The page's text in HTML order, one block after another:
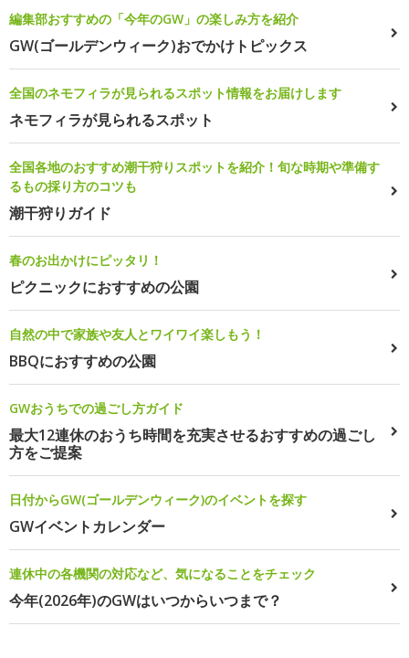
編集部おすすめの「今年のGW」の楽しみ方を紹介
GW(ゴールデンウィーク)おでかけトピックス
全国のネモフィラが見られるスポット情報をお届けします
ネモフィラが見られるスポット
全国各地のおすすめ潮干狩りスポットを紹介！旬な時期や準備す
るもの採り方のコツも
潮干狩りガイド
春のお出かけにピッタリ！
ピクニックにおすすめの公園
自然の中で家族や友人とワイワイ楽しもう！
BBQにおすすめの公園
GWおうちでの過ごし方ガイド
最大12連休のおうち時間を充実させるおすすめの過ごし
方をご提案
日付からGW(ゴールデンウィーク)のイベントを探す
GWイベントカレンダー
連休中の各機関の対応など、気になることをチェック
今年(2026年)のGWはいつからいつまで？